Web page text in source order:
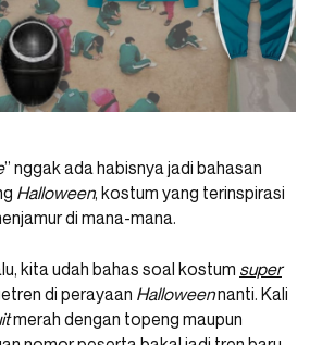
” nggak ada habisnya jadi bahasan
Halloween, kostum yang terinspirasi
di mana-mana.
kita udah bahas soal kostum super
di perayaan Halloweennanti. Kali
merah dengan topeng maupun